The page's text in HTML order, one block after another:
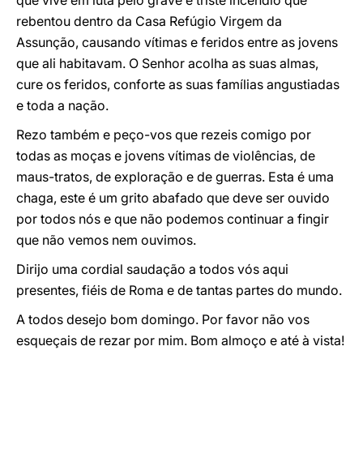
rebentou dentro da Casa Refúgio Virgem da
Assunção, causando vítimas e feridos entre as jovens
que ali habitavam. O Senhor acolha as suas almas,
cure os feridos, conforte as suas famílias angustiadas
e toda a nação.
Rezo também e peço-vos que rezeis comigo por
todas as moças e jovens vítimas de violências, de
maus-tratos, de exploração e de guerras. Esta é uma
chaga, este é um grito abafado que deve ser ouvido
por todos nós e que não podemos continuar a fingir
que não vemos nem ouvimos.
Dirijo uma cordial saudação a todos vós aqui
presentes, fiéis de Roma e de tantas partes do mundo.
A todos desejo bom domingo. Por favor não vos
esqueçais de rezar por mim. Bom almoço e até à vista!